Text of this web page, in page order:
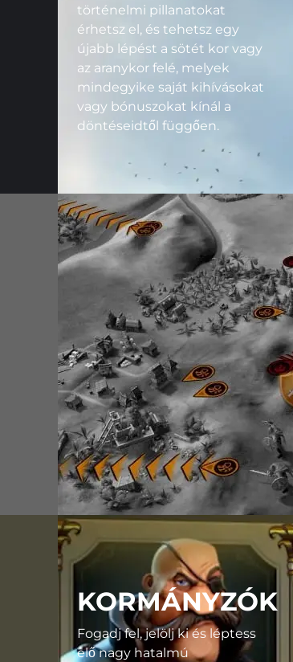
történelmi pillanatokat
érhetsz el, és tehetsz egy
újabb lépést a sötét kor vagy
az aranykor felé, melyek
mindegyike saját kihívásokat
vagy bónuszokat kínál a
döntéseidtől függően.
KORMÁNYZÓK
Fogadj fel, jelölj ki és léptess
elő nagy hatalmú